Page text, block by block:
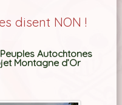
disent NON !
Autochtones
Montagne d’Or